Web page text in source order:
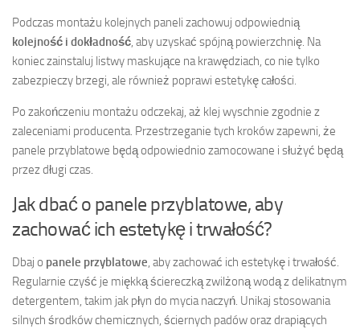
Podczas montażu kolejnych paneli zachowuj odpowiednią
kolejność i dokładność, aby uzyskać spójną powierzchnię. Na
koniec zainstaluj listwy maskujące na krawędziach, co nie tylko
zabezpieczy brzegi, ale również poprawi estetykę całości.
Po zakończeniu montażu odczekaj, aż klej wyschnie zgodnie z
zaleceniami producenta. Przestrzeganie tych kroków zapewni, że
panele przyblatowe będą odpowiednio zamocowane i służyć będą
przez długi czas.
Jak dbać o panele przyblatowe, aby
zachować ich estetykę i trwałość?
Dbaj o panele przyblatowe, aby zachować ich estetykę i trwałość.
Regularnie czyść je miękką ściereczką zwilżoną wodą z delikatnym
detergentem, takim jak płyn do mycia naczyń. Unikaj stosowania
silnych środków chemicznych, ściernych padów oraz drapiących